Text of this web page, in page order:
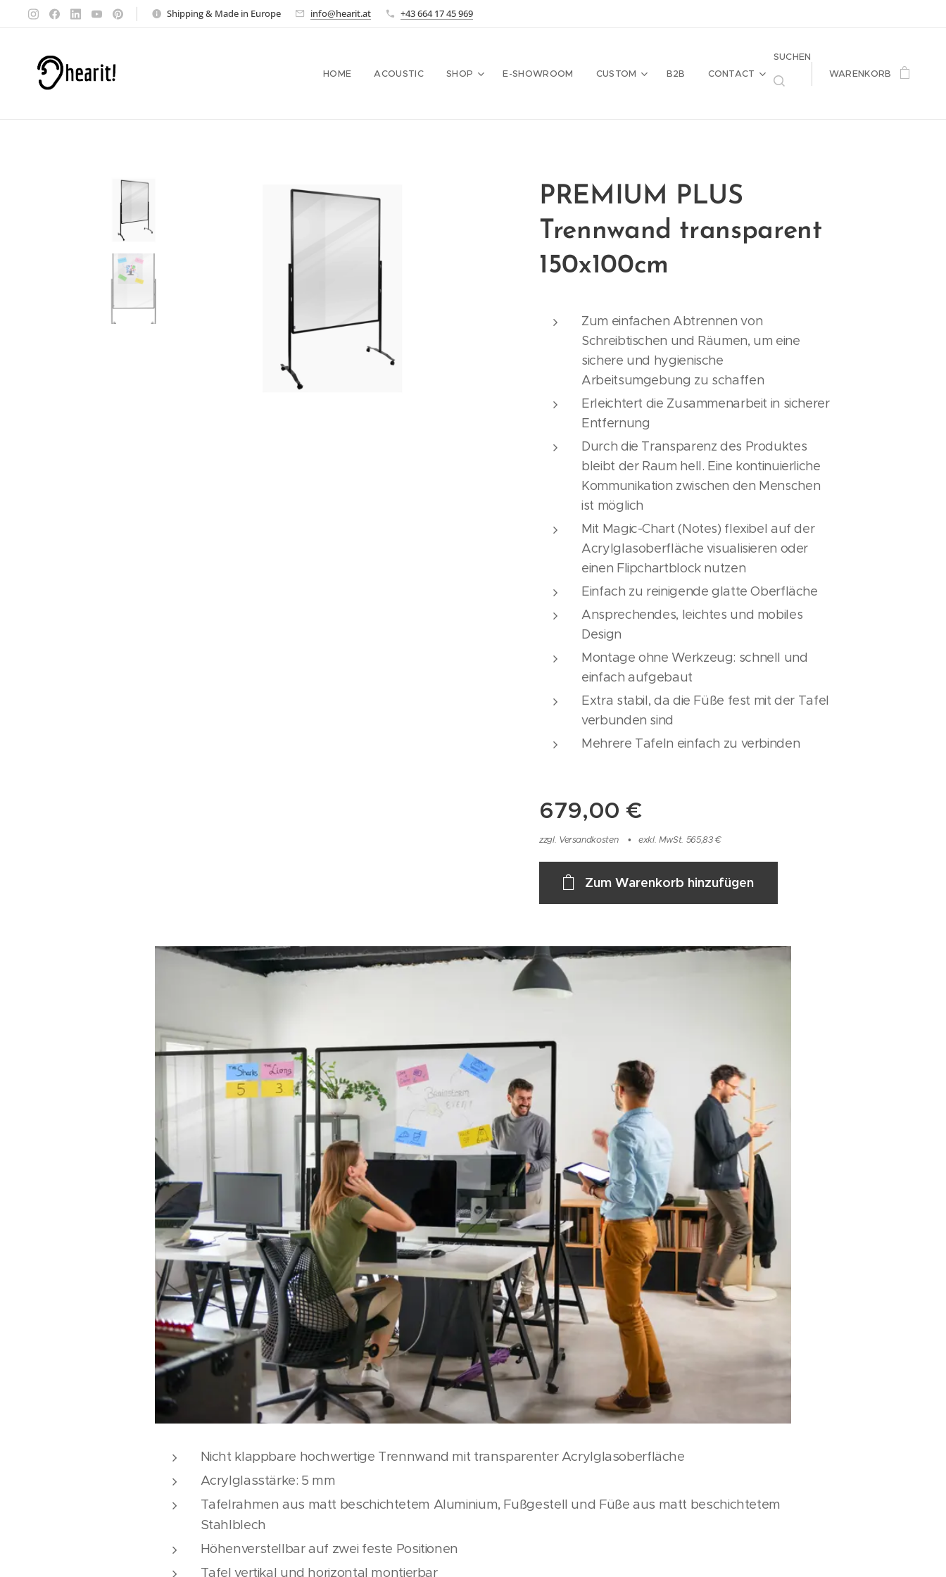
Shipping & Made in Europe info@hearit.at +43 664 17 45 969
HOME ACOUSTIC SHOP E-SHOWROOM CUSTOM B2B CONTACT
SUCHEN
WARENKORB
PREMIUM PLUS
Trennwand transparent
150x100cm
Zum einfachen Abtrennen von
Schreibtischen und Räumen, um eine
sichere und hygienische
Arbeitsumgebung zu schaffen
Erleichtert die Zusammenarbeit in sicherer
Entfernung
Durch die Transparenz des Produktes
bleibt der Raum hell. Eine kontinuierliche
Kommunikation zwischen den Menschen
ist möglich
Mit Magic-Chart (Notes) flexibel auf der
Acrylglasoberfläche visualisieren oder
einen Flipchartblock nutzen
Einfach zu reinigende glatte Oberfläche
Ansprechendes, leichtes und mobiles
Design
Montage ohne Werkzeug: schnell und
einfach aufgebaut
Extra stabil, da die Füße fest mit der Tafel
verbunden sind
Mehrere Tafeln einfach zu verbinden
679,00 €
zzgl. Versandkosten exkl. MwSt. 565,83 €
Zum Warenkorb hinzufügen
Nicht klappbare hochwertige Trennwand mit transparenter Acrylglasoberfläche
Acrylglasstärke: 5 mm
Tafelrahmen aus matt beschichtetem Aluminium, Fußgestell und Füße aus matt beschichtetem
Stahlblech
Höhenverstellbar auf zwei feste Positionen
Tafel vertikal und horizontal montierbar